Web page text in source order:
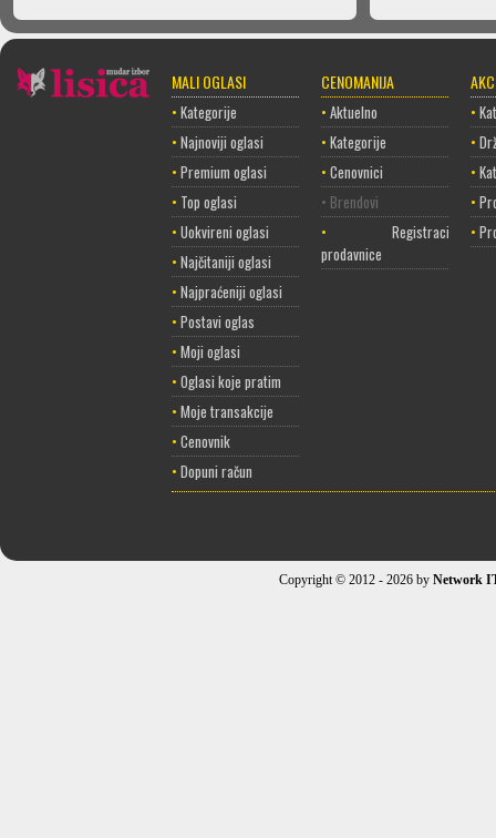
MALI OGLASI
• Kategorije
• Najnoviji oglasi
• Premium oglasi
• Top oglasi
• Uokvireni oglasi
• Najčitaniji oglasi
• Najpraćeniji oglasi
• Postavi oglas
• Moji oglasi
• Oglasi koje pratim
• Moje transakcije
• Cenovnik
• Dopuni račun
CENOMANIJA
• Aktuelno
• Kategorije
• Cenovnici
• Brendovi
• Registracija
prodavnice
•
•
•
•
•
Copyright © 2012 - 2026 by Network